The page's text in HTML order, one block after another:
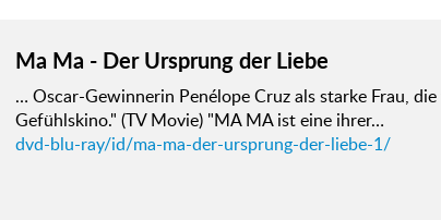
Ma Ma - Der Ursprung der Liebe
… Oscar-Gewinnerin Penélope Cruz als starke Frau,
Gefühlskino." (TV Movie) "MA MA ist eine ihrer…
dvd-blu-ray/id/ma-ma-der-ursprung-der-liebe-1/